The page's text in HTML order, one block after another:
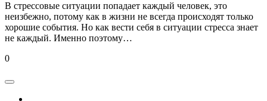
В стрессовые ситуации попадает каждый человек, это
неизбежно, потому как в жизни не всегда происходят только
хорошие события. Но как вести себя в ситуации стресса знает
не каждый. Именно поэтому…
0